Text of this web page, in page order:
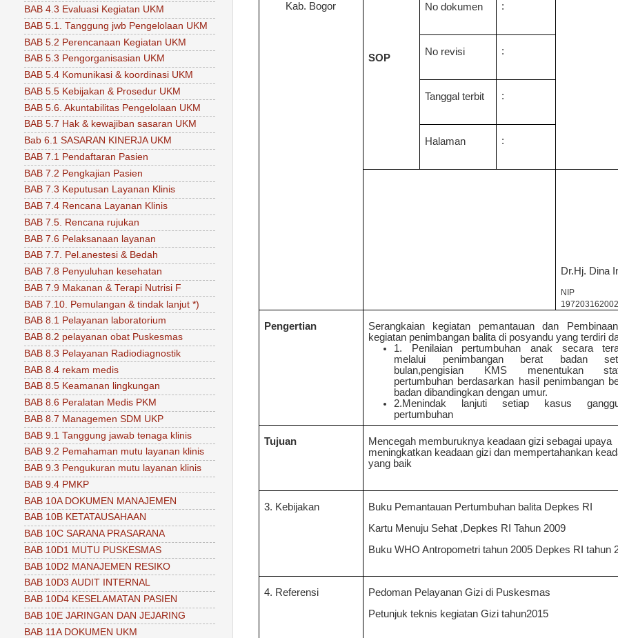
Kab. Bogor
SOP
No dokumen :
No revisi :
Tanggal terbit :
Halaman :
Dr.Hj. Dina
NIP
Pengertian
Serangkaian kegiatan pemantauan dan
kegiatan penimbangan balita di posyandu yang terdiri
1. Penilaian pertumbuhan anak secara
melalui penimbangan berat badan
bulan,pengisian KMS menentukan
pertumbuhan berdasarkan hasil penimbangan
badan dibandingkan dengan umur.
2.Menindak lanjuti setiap kasus
pertumbuhan
Tujuan
Mencegah memburuknya keadaan gizi sebagai upaya
meningkatkan keadaan gizi dan mempertahankan
yang baik
3. Kebijakan
Buku Pemantauan Pertumbuhan balita Depkes RI
Kartu Menuju Sehat ,Depkes RI Tahun 2009
Buku WHO Antropometri tahun 2005 Depkes RI tahun
4. Referensi
Pedoman Pelayanan Gizi di Puskesmas
Petunjuk teknis kegiatan Gizi tahun2015
BAB 4.3 Evaluasi Kegiatan UKM
BAB 5.1. Tanggung jwb Pengelolaan UKM
BAB 5.2 Perencanaan Kegiatan UKM
BAB 5.3 Pengorganisasian UKM
BAB 5.4 Komunikasi & koordinasi UKM
BAB 5.5 Kebijakan & Prosedur UKM
BAB 5.6. Akuntabilitas Pengelolaan UKM
BAB 5.7 Hak & kewajiban sasaran UKM
Bab 6.1 SASARAN KINERJA UKM
BAB 7.1 Pendaftaran Pasien
BAB 7.2 Pengkajian Pasien
BAB 7.3 Keputusan Layanan Klinis
BAB 7.4 Rencana Layanan Klinis
BAB 7.5. Rencana rujukan
BAB 7.6 Pelaksanaan layanan
BAB 7.7. Pel.anestesi & Bedah
BAB 7.8 Penyuluhan kesehatan
BAB 7.9 Makanan & Terapi Nutrisi F
BAB 7.10. Pemulangan & tindak lanjut *)
BAB 8.1 Pelayanan laboratorium
BAB 8.2 pelayanan obat Puskesmas
BAB 8.3 Pelayanan Radiodiagnostik
BAB 8.4 rekam medis
BAB 8.5 Keamanan lingkungan
BAB 8.6 Peralatan Medis PKM
BAB 8.7 Managemen SDM UKP
BAB 9.1 Tanggung jawab tenaga klinis
BAB 9.2 Pemahaman mutu layanan klinis
BAB 9.3 Pengukuran mutu layanan klinis
BAB 9.4 PMKP
BAB 10A DOKUMEN MANAJEMEN
BAB 10B KETATAUSAHAAN
BAB 10C SARANA PRASARANA
BAB 10D1 MUTU PUSKESMAS
BAB 10D2 MANAJEMEN RESIKO
BAB 10D3 AUDIT INTERNAL
BAB 10D4 KESELAMATAN PASIEN
BAB 10E JARINGAN DAN JEJARING
BAB 11A DOKUMEN UKM